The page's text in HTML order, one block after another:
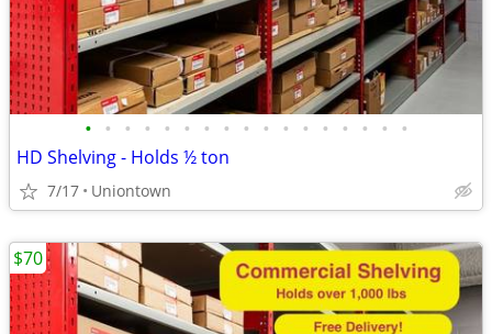
• • • • • • • • • • • • • • • • •
HD Shelving - Holds ½ ton
7/17 Uniontown
$70